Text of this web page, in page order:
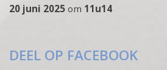
20 juni 2025 om 11u14
DEEL OP FACEBOOK